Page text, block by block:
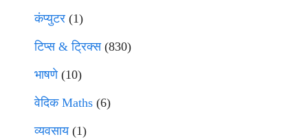
कंप्युटर (1)
टिप्स & ट्रिक्स(830)
भाषणे(10)
वेदिक Maths (6)
व्यवसाय(1)